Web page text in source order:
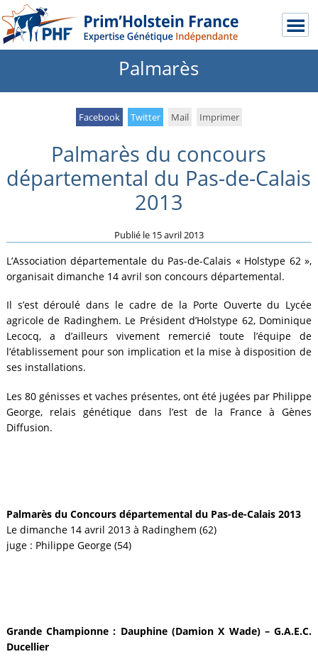
Palmarès
Facebook Twitter Mail Imprimer
Palmarès du concours
départemental du Pas-de-Calais
2013
Publié le 15 avril 2013
L’Association départementale du Pas-de-Calais « Holstype 62 »,
organisait dimanche 14 avril son concours départemental.
Il s’est déroulé dans le cadre de la Porte Ouverte du Lycée
agricole de Radinghem. Le Président d’Holstype 62, Dominique
Lecocq, a d’ailleurs vivement remercié toute l’équipe de
l’établissement pour son implication et la mise à disposition de
ses installations.
Les 80 génisses et vaches présentes, ont été jugées par Philippe
George, relais génétique dans l’est de la France à Gènes
Diffusion.
Palmarès du Concours départemental du Pas-de-Calais 2013
Le dimanche 14 avril 2013 à Radinghem (62)
juge : Philippe George (54)
Grande Championne : Dauphine (Damion X Wade) – G.A.E.C.
Ducellier